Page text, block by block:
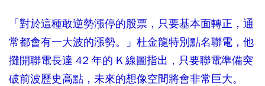
「對於這種敢逆勢漲停的股票，只要基本面轉正，通
常都會有一大波的漲勢。」杜金龍特別點名聯電，他
攤開聯電長達 42 年的 K 線圖指出，只要聯電準備突
破前波歷史高點，未來的想像空間將會非常巨大。